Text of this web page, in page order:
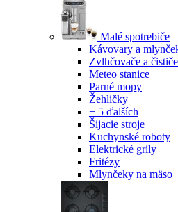
Malé spotrebiče
Kávovary a
Zvlhčovače a
Meteo stanice
Parné mopy
Žehličky
+ 5 ďalších
Šijacie stroje
Kuchynské roboty
Elektrické grily
Fritézy
Mlynčeky na mäso